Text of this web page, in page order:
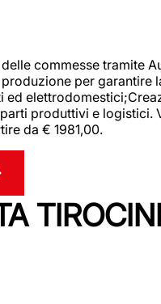
commesse tramite
per
produttivi e logistici.
da € 1981,00.